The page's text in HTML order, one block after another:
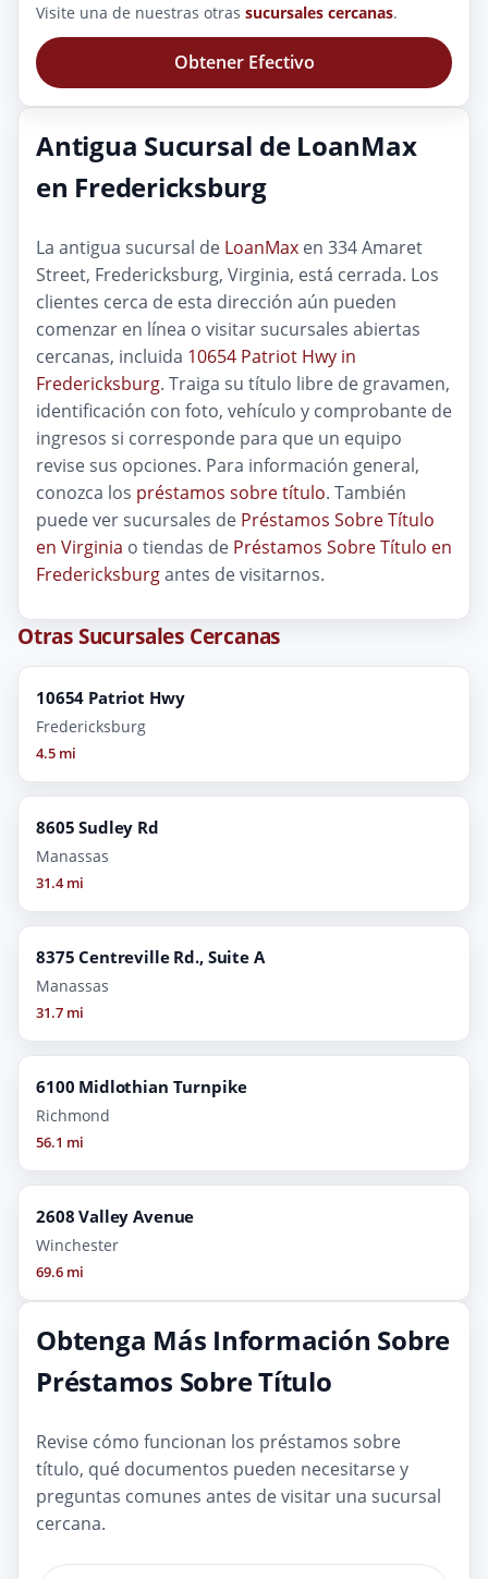
Visite una de nuestras otras sucursales cercanas.
Obtener Efectivo
Antigua Sucursal de LoanMax
en Fredericksburg
La antigua sucursal de LoanMax en 334 Amaret
Street, Fredericksburg, Virginia, está cerrada. Los
clientes cerca de esta dirección aún pueden
comenzar en línea o visitar sucursales abiertas
cercanas, incluida 10654 Patriot Hwy in
Fredericksburg. Traiga su título libre de gravamen,
identificación con foto, vehículo y comprobante de
ingresos si corresponde para que un equipo
revise sus opciones. Para información general,
conozca los préstamos sobre título. También
puede ver sucursales de Préstamos Sobre Título
en Virginia o tiendas de Préstamos Sobre Título en
Fredericksburgantes de visitarnos.
Otras Sucursales Cercanas
10654 Patriot Hwy
Fredericksburg
4.5 mi
8605 Sudley Rd
Manassas
31.4 mi
8375 Centreville Rd., Suite A
Manassas
31.7 mi
6100 Midlothian Turnpike
Richmond
56.1 mi
2608 Valley Avenue
Winchester
69.6 mi
Obtenga Más Información Sobre
Préstamos Sobre Título
Revise cómo funcionan los préstamos sobre
título, qué documentos pueden necesitarse y
preguntas comunes antes de visitar una sucursal
cercana.